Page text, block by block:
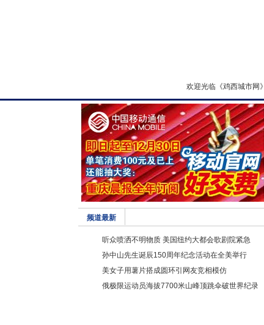
欢迎光临《鸡西城市网》
频道最新
听众喷洒不明物质 美国纽约大都会歌剧院紧急
孙中山先生诞辰150周年纪念活动在全美举行
美女子用薯片搭成圆环引网友竞相模仿
俄极限运动员海拔7700米山峰顶跳伞破世界纪录